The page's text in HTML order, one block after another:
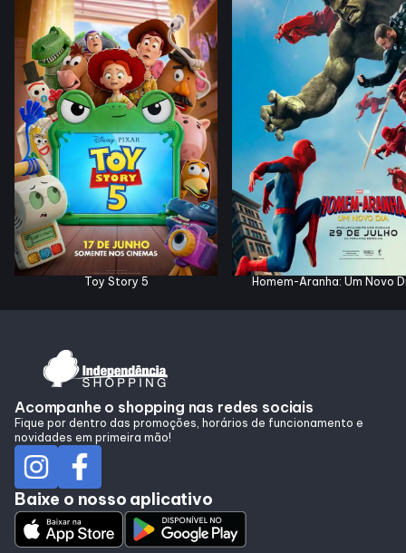
Horários
Entretenimento
Cinema
Eventos
Fique Por Dentro
Lojas
Alimentação
Programa de Benefícios
Toy Story 5 Homem-Aranha: Um Novo
Acompanhe o shopping nas redes sociais
Fique por dentro das promoções, horários de funcionamento e
novidades em primeira mão!
Baixe o nosso aplicativo